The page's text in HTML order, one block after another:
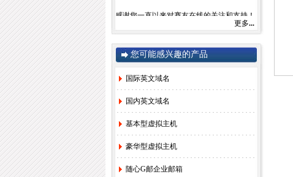
感谢您一直以来对赛友在线的关注和支持！
由于注册局成本上涨，我司将于2022年9月1
日开始对.com后缀域名注册和续费价格进行
调整。
.com注册首年以及续费上涨幅度5元/每年，
详情参考赛友在线域名价格总览。
如果您需要使用，管理以上业务，敬请您提
早办理，谢谢!
赛友在线
2022年08月26日
知！ [2022-6-23]
更多...
您可能感兴趣的产品
国际英文域名
国内英文域名
基本型虚拟主机
豪华型虚拟主机
随心G邮企业邮箱